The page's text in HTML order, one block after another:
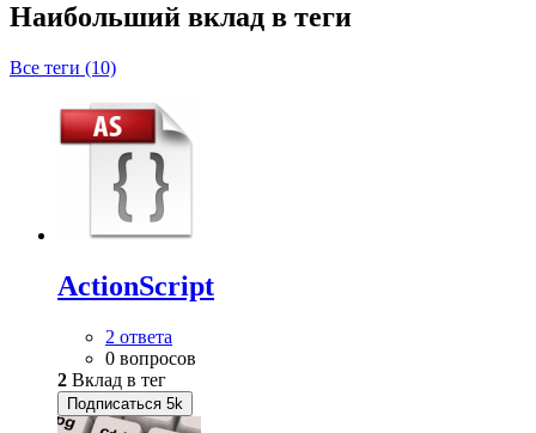
Наибольший вклад в теги
Все теги (10)
ActionScript
2 ответа
0 вопросов
2 Вклад в тег
Подписаться 5k